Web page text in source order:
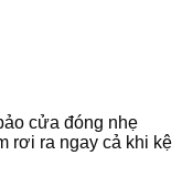
cửa đóng nhẹ
rơi ra ngay cả khi kệ